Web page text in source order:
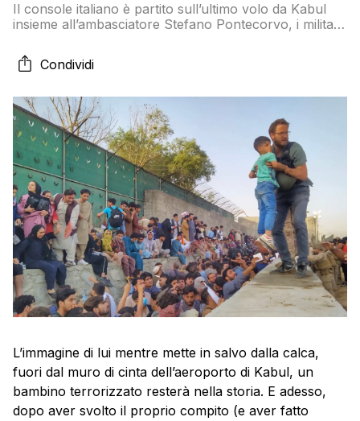
Il console italiano è partito sull’ultimo volo da Kabul
insieme all’ambasciatore Stefano Pontecorvo, i militari
coordinare il rientro dei nostro connazionali e dei
cittadini afghani che hanno collaborato con il nostro
Condividi
L’immagine di lui mentre mette in salvo dalla calca,
fuori dal muro di cinta dell’aeroporto di Kabul, un
bambino terrorizzato resterà nella storia. E adesso,
dopo aver svolto il proprio compito (e aver fatto